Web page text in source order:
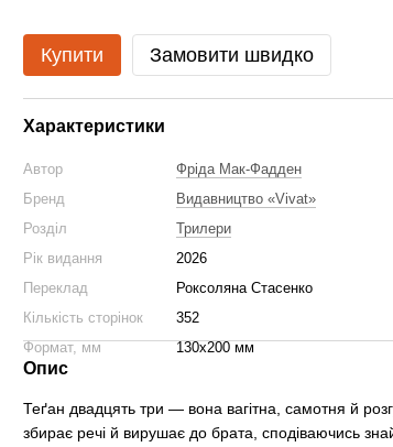
Купити Замовити швидко
Характеристики
Автор
Фріда Мак-Фадден
Бренд
Видавництво «Vivat»
Розділ
Трилери
Рік видання
2026
Переклад
Роксоляна Стасенко
Кількість сторінок
352
Формат, мм
130х200 мм
Опис
Теґан двадцять три — вона вагітна, самотня й
збирає речі й вирушає до брата, сподіваючись